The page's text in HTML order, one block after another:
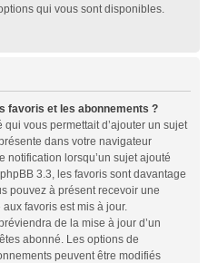
qui vous sont disponibles.
favoris et les abonnements ?
vous permettait d’ajouter un sujet
dans votre navigateur
notification lorsqu’un sujet ajouté
3.3, les favoris sont davantage
pouvez à présent recevoir une
favoris est mis à jour.
de la mise à jour d’un
abonné. Les options de
peuvent être modifiés